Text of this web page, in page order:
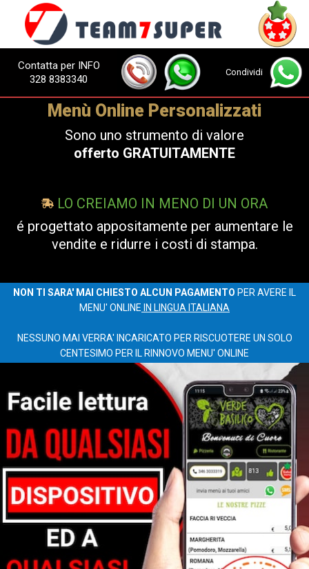
Contatta per INFO
328 8383340
Condividi
Menù Online Personalizzati
Sono uno strumento di valore
offerto GRATUITAMENTE
LO CREIAMO IN MENO DI UN ORA
é progettato appositamente per aumentare le
vendite e ridurre i costi di stampa.
NON TI SARA' MAI CHIESTO ALCUN PAGAMENTO PER AVERE IL
MENU' ONLINE IN LINGUA ITALIANA
NESSUNO MAI VERRA' INCARICATO PER RISCUOTERE UN SOLO
CENTESIMO PER IL RINNOVO MENU' ONLINE